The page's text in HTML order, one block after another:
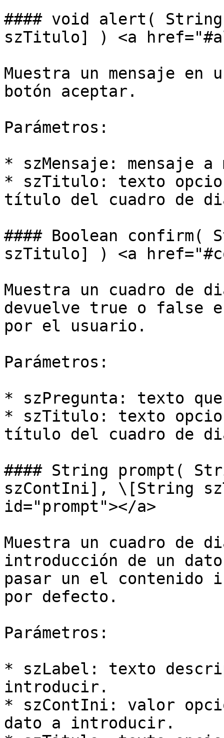
#### void alert(
szTitulo] ) <a
Muestra un mensaje
botón aceptar.
Parámetros:
* szMensaje: mensaje
* szTitulo: texto
título del cuadro de
#### Boolean
szTitulo] ) <a
Muestra un cuadro de
devuelve true o false
por el usuario.
Parámetros:
* szPregunta: texto
* szTitulo: texto
título del cuadro de
#### String prompt(
szContIni], \[String
id="prompt"></a>
Muestra un cuadro de
introducción de un
pasar un el contenido
por defecto.
Parámetros:
* szLabel: texto
introducir.
* szContIni: valor
dato a introducir.